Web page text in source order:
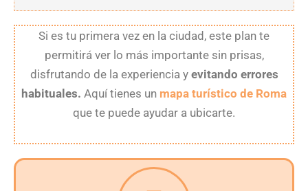
Si es tu primera vez en la ciudad, este plan te
permitirá ver lo más importante sin prisas,
disfrutando de la experiencia y evitando errores
habituales. Aquí tienes un mapa turístico de Roma
que te puede ayudar a ubicarte.